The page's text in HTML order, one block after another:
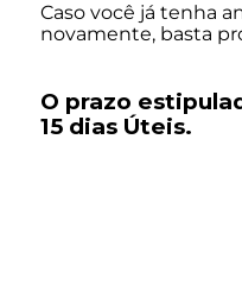
Caso você já tenha
novamente, basta
O prazo
15 dias Úteis.